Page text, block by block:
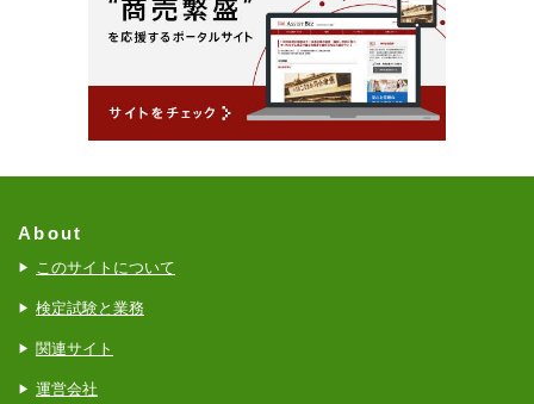
About
このサイトについて
検定試験と業務
関連サイト
運営会社